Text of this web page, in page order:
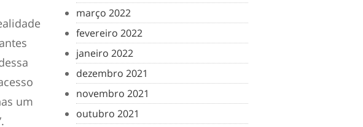
um
março 2022
fevereiro 2022
janeiro 2022
dezembro 2021
novembro 2021
outubro 2021